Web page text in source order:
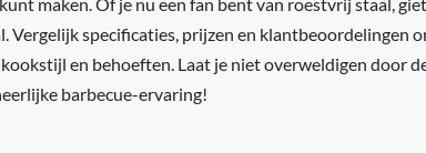
Vergelijk specificaties, prijzen en klantbeoordelingen
en behoeften. Laat je niet overweldigen door
barbecue-ervaring!